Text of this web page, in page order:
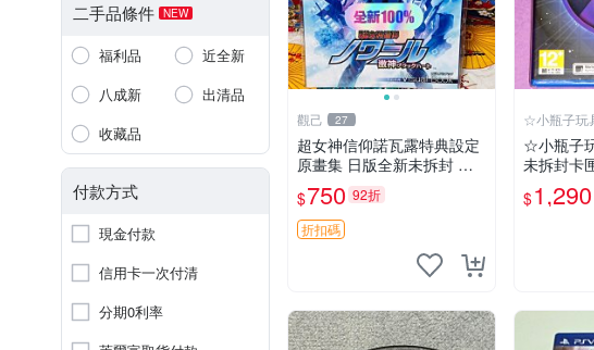
二手品條件 NEW
福利品
近全新
八成新
出清品
收藏品
付款方式
現金付款
信用卡一次付清
分期0利率
觀己 27
超女神信仰諾瓦露特典設定
原畫集 日版全新未拆封 特
別推薦 收藏必備 PSV 游戲
發售限定 原創漫畫 限量版
PSV 游戲 超女神信仰諾瓦露
原畫集 日
$750 92折
折扣碼
☆小瓶子玩
☆小瓶子
未拆封卡
XONiC 中
$1,290